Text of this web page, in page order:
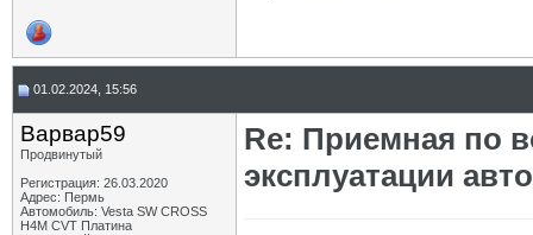
01.02.2024, 15:56
Варвар59
Продвинутый
Регистрация: 26.03.2020
Адрес: Пермь
Автомобиль: Vesta SW CROSS
H4M CVT Платина
Re: Приемная по
эксплуатации